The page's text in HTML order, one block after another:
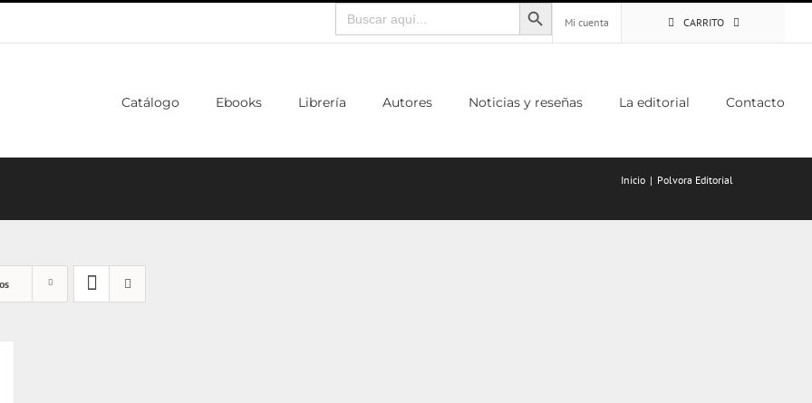
Buscar:
Mi cuenta
CARRITO
Catálogo Ebooks Librería Autores Noticias y reseñas La editorial Contacto
Inicio Polvora Editorial